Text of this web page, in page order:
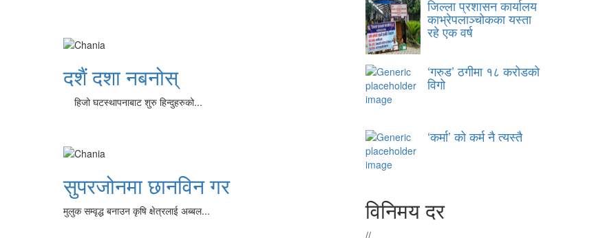
दशैं दशा नबनोस्
हिजो घटस्थापनाबाट शुरु हिन्दुहरुको...
सुपरजोनमा छानविन गर
मुलुक सम्वृद्ध बनाउन कृषि क्षेत्रलाई अब्बल...
जिल्ला प्रशासन कार्यालय
काभ्रेपलाञ्चोकका यस्ता
रहे एक वर्ष
‘गरुड’ ठगीमा १८ करोडको
विगो
‘कर्मा’ को कर्म नै त्यस्तै
विनिमय दर
//